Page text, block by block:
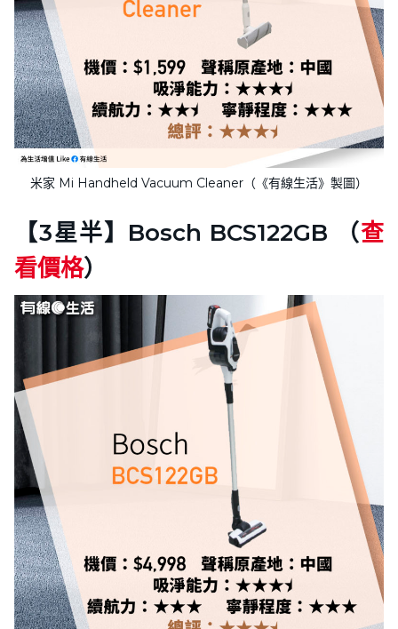
米家 Mi Handheld Vacuum Cleaner（《有線生活》製圖）
【3星半】Bosch BCS122GB （查
看價格）